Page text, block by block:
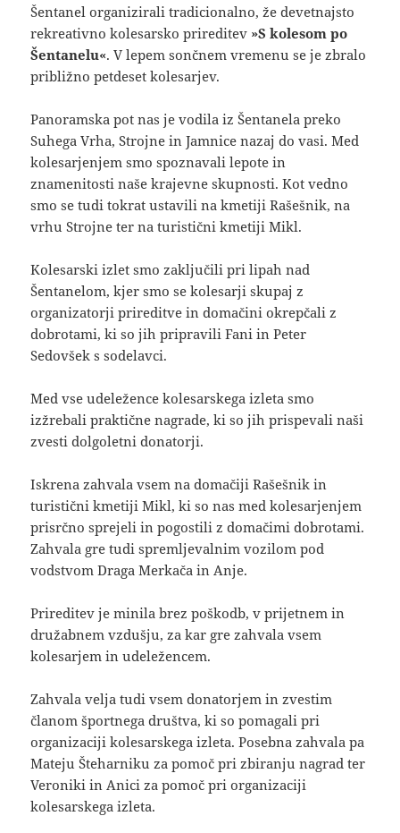
Šentanel organizirali tradicionalno, že devetnajsto
rekreativno kolesarsko prireditev »S kolesom po
Šentanelu«. V lepem sončnem vremenu se je zbralo
približno petdeset kolesarjev.
Panoramska pot nas je vodila iz Šentanela preko
Suhega Vrha, Strojne in Jamnice nazaj do vasi. Med
kolesarjenjem smo spoznavali lepote in
znamenitosti naše krajevne skupnosti. Kot vedno
smo se tudi tokrat ustavili na kmetiji Rašešnik, na
vrhu Strojne ter na turistični kmetiji Mikl.
Kolesarski izlet smo zaključili pri lipah nad
Šentanelom, kjer smo se kolesarji skupaj z
organizatorji prireditve in domačini okrepčali z
dobrotami, ki so jih pripravili Fani in Peter
Sedovšek s sodelavci.
Med vse udeležence kolesarskega izleta smo
izžrebali praktične nagrade, ki so jih prispevali naši
zvesti dolgoletni donatorji.
Iskrena zahvala vsem na domačiji Rašešnik in
turistični kmetiji Mikl, ki so nas med kolesarjenjem
prisrčno sprejeli in pogostili z domačimi dobrotami.
Zahvala gre tudi spremljevalnim vozilom pod
vodstvom Draga Merkača in Anje.
Prireditev je minila brez poškodb, v prijetnem in
družabnem vzdušju, za kar gre zahvala vsem
kolesarjem in udeležencem.
Zahvala velja tudi vsem donatorjem in zvestim
članom športnega društva, ki so pomagali pri
organizaciji kolesarskega izleta. Posebna zahvala pa
Mateju Šteharniku za pomoč pri zbiranju nagrad ter
Veroniki in Anici za pomoč pri organizaciji
kolesarskega izleta.